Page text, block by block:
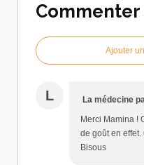
Ajouter
L La médecine
Merci Mamina !
de goût en effet.
Bisous